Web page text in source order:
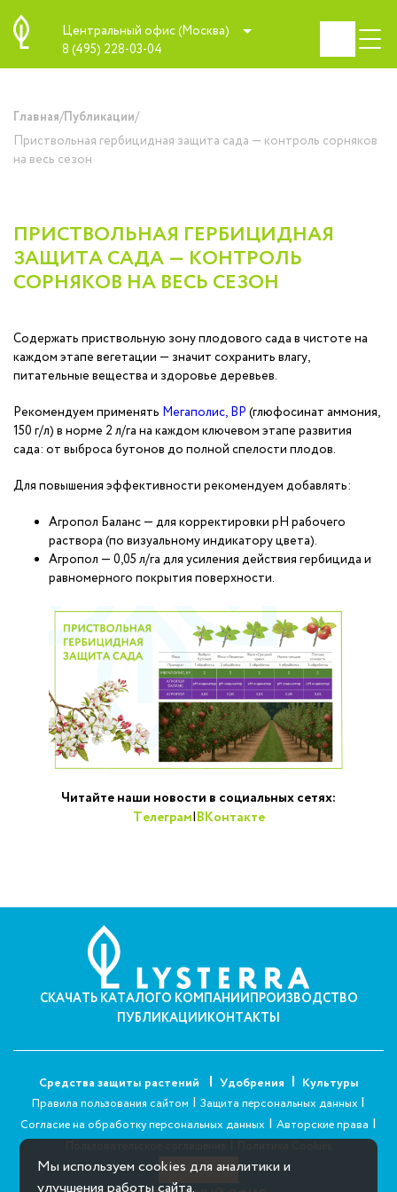
Центральный офис (Москва)
8 (495) 228-03-04
Главная/Публикации/
Приствольная гербицидная защита сада — контроль сорняков
на весь сезон
ПРИСТВОЛЬНАЯ ГЕРБИЦИДНАЯ
ЗАЩИТА САДА — КОНТРОЛЬ
СОРНЯКОВ НА ВЕСЬ СЕЗОН
Содержать приствольную зону плодового сада в чистоте на
каждом этапе вегетации — значит сохранить влагу,
питательные вещества и здоровье деревьев.
Рекомендуем применять Мегаполис, ВР (глюфосинат аммония,
150 г/л) в норме 2 л/га на каждом ключевом этапе развития
сада: от выброса бутонов до полной спелости плодов.
Для повышения эффективности рекомендуем добавлять:
Агропол Баланс — для корректировки pH рабочего
раствора (по визуальному индикатору цвета).
Агропол — 0,05 л/га для усиления действия гербицида и
равномерного покрытия поверхности.
Читайте наши новости в социальных сетях:
Телеграм|ВКонтакте
СКАЧАТЬ КАТАЛОГО КОМПАНИИПРОИЗВОДСТВО
ПУБЛИКАЦИИКОНТАКТЫ
Средства защиты растений Удобрения Культуры
Правила пользования сайтом | Защита персональных данных |
Согласие на обработку персональных данных | Авторские права |
|
Мы используем cookies для аналитики и